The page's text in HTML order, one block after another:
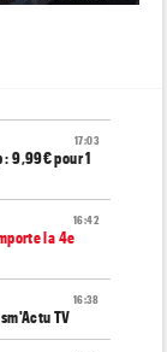
17:03
: 9,99€ pour 1
16:42
la 4e
16:38
TV